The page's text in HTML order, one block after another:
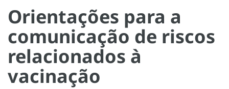
Orientações para a
comunicação de riscos
relacionados à
vacinação